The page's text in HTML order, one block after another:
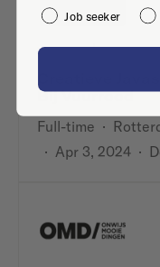
vuurrood
Creatieve
Bij Vuurrood
Full-time ·
· Apr 3, 2024 ·
Job seeker